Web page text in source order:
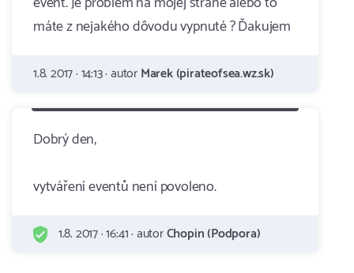
máte z nejakého dôvodu vypnuté ? Ďakujem
1.8. 2017 · 14:13 · autorMarek (pirateofsea.wz.sk)
Dobrý den,
vytváření eventů není povoleno.
1.8. 2017 · 16:41 · autorChopin (Podpora)